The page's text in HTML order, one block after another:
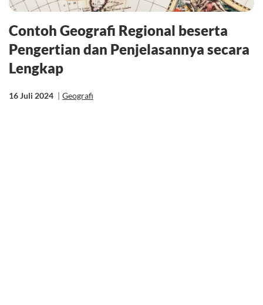
Contoh Geografi Regional beserta
Pengertian dan Penjelasannya secara
Lengkap
16 Juli 2024 | Geografi